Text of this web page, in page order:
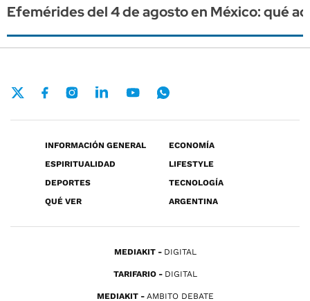
Efemérides del 4 de agosto en México: qué
INFORMACIÓN GENERAL
ECONOMÍA
ESPIRITUALIDAD
LIFESTYLE
DEPORTES
TECNOLOGÍA
QUÉ VER
ARGENTINA
MEDIAKIT DIGITAL
TARIFARIO DIGITAL
MEDIAKIT AMBITO DEBATE